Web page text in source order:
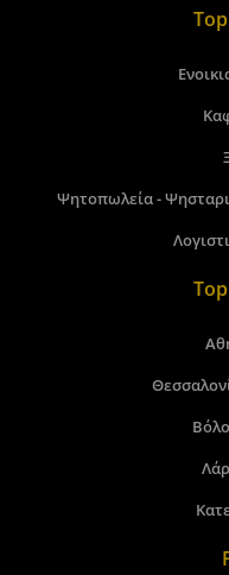
Ψητοπωλεία -